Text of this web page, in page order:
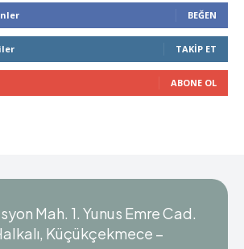
BEĞEN
TAKIP ET
ABONE OL
Mah. 1. Yunus Emre Cad.
Küçükçekmece –